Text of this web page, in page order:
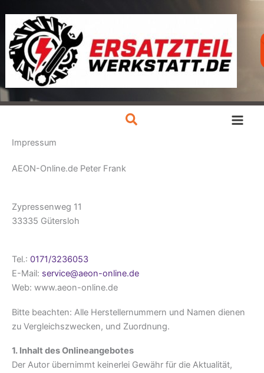
springen
Impressum
AEON-Online.de Peter Frank
Zypressenweg 11
33335 Gütersloh
Tel.: 0171/3236053
E-Mail: service@aeon-online.de
Web: www.aeon-online.de
Bitte beachten: Alle Herstellernummern und Namen dienen
zu Vergleichszwecken, und Zuordnung.
1. Inhalt des Onlineangebotes
Der Autor übernimmt keinerlei Gewähr für die Aktualität,